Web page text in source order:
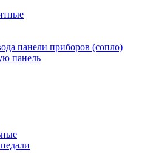
панели приборов (сопло)
панель